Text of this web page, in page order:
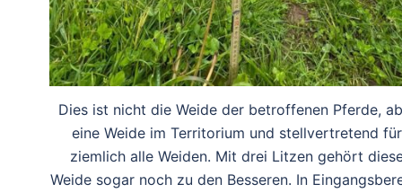
Dies ist nicht die Weide der betroffenen Pferde,
eine Weide im Territorium und stellvertretend für
ziemlich alle Weiden. Mit drei Litzen gehört
Weide sogar noch zu den Besseren. In